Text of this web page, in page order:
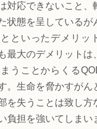
対応できないこと、
状態を呈しているが
といったデメリッ
最大のデメリットは
うことからくる
。生命を脅かすがん
を失うことは致し方
負担を強いてしまい